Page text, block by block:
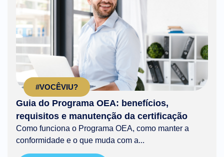
#VOCÊVIU?
Guia do Programa OEA: benefícios,
requisitos e manutenção da certificação
Como funciona o Programa OEA, como manter a
conformidade e o que muda com a...